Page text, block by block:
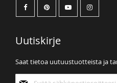
Uutiskirje
Saat tietoa uutuustuotteista ja